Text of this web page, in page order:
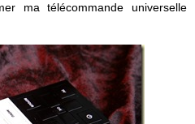
ma télécommande universelle